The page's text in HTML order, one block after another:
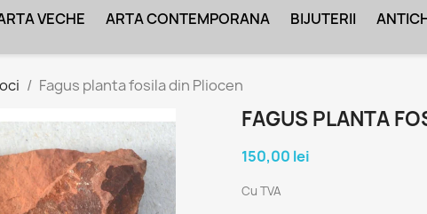
VECHE ARTA CONTEMPORANA BIJUTERII
Fagus planta fosila din Pliocen
FAGUS PLANTA
150,00 lei
Cu TVA